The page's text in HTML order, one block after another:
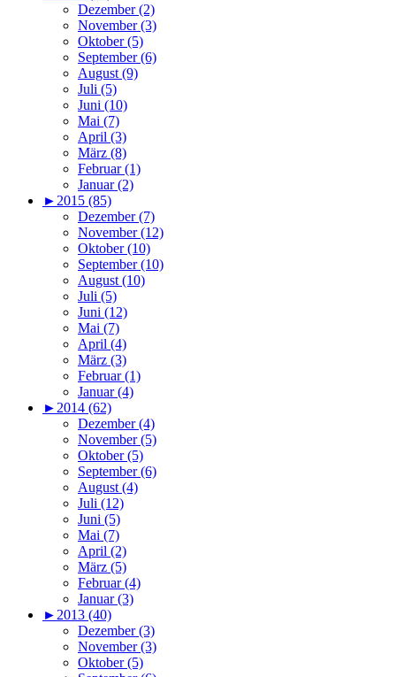
Dezember (2)
November (3)
Oktober (5)
September (6)
August (9)
Juli (5)
Juni (10)
Mai (7)
April (3)
März (8)
Februar (1)
Januar (2)
► 2015 (85)
Dezember (7)
November (12)
Oktober (10)
September (10)
August (10)
Juli (5)
Juni (12)
Mai (7)
April (4)
März (3)
Februar (1)
Januar (4)
► 2014 (62)
Dezember (4)
November (5)
Oktober (5)
September (6)
August (4)
Juli (12)
Juni (5)
Mai (7)
April (2)
März (5)
Februar (4)
Januar (3)
► 2013 (40)
Dezember (3)
November (3)
Oktober (5)